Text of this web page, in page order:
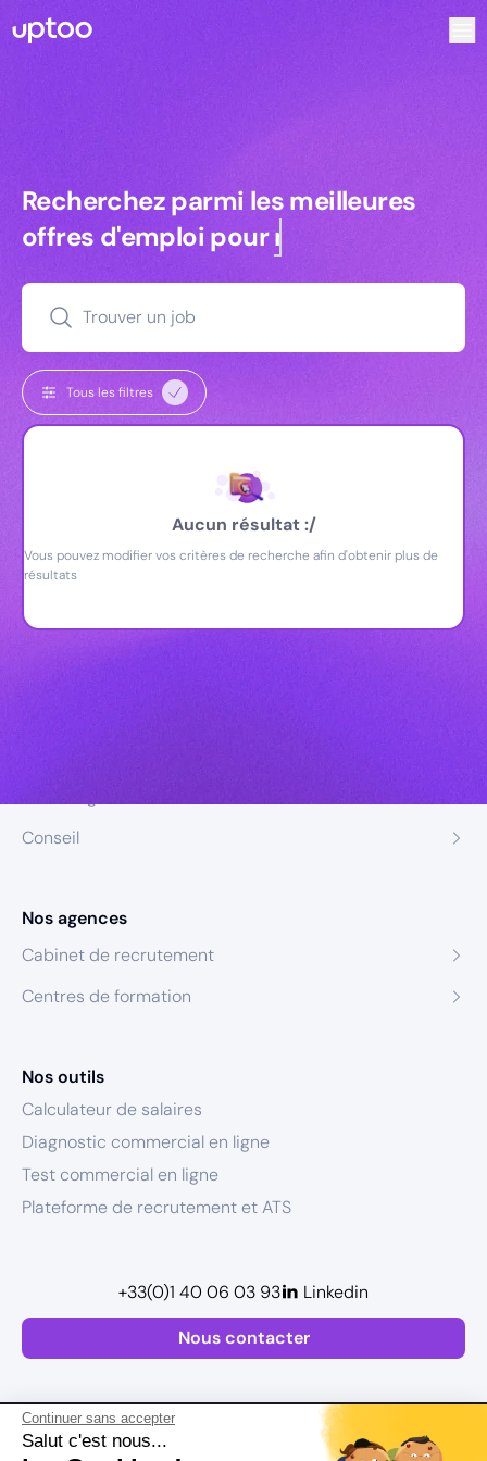
Continuer sans accepter
Salut c'est nous...
Recherchez parmi les meilleures
Recherchez parmi les meilleures
offres d'emploi pourmanagers
Trouver un job
Tous les filtres
Aucun résultat :/
Vous pouvez modifier vos critères de recherche afin d'obtenir plus de
résultats
Conseil
Nos agences
Cabinet de recrutement
Centres de formation
Nos outils
Calculateur de salaires
Diagnostic commercial en ligne
Test commercial en ligne
Plateforme de recrutement et ATS
Nous contacter
+33(0)1 40 06 03 93 Linkedin